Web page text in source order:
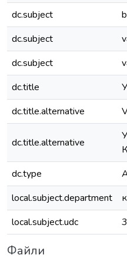
dc.subject
dc.subject
dc.subject
dc.title
dc.title.alternative
dc.title.alternative
dc.type
local.subject.department
local.subject.udc
Файли